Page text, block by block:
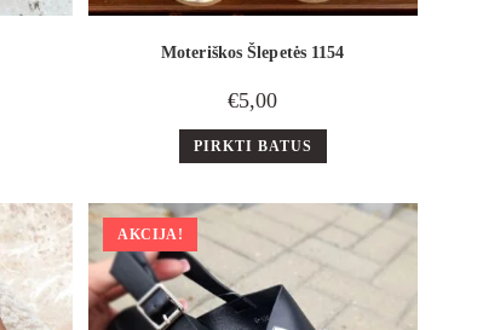
Moteriškos Šlepetės 1154
€5,00
PIRKTI BATUS
AKCIJA!